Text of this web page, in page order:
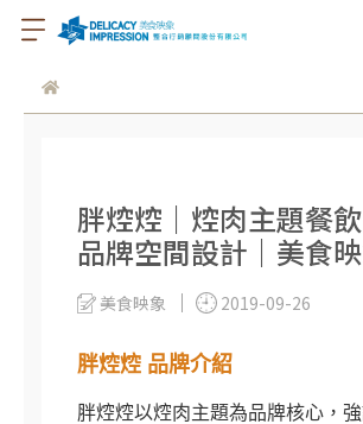
胖焢焢｜焢肉主題餐
品牌空間設計｜美食
美食映象 2019-09-26
胖焢焢 品牌介紹
胖焢焢以焢肉主題為品牌核心，